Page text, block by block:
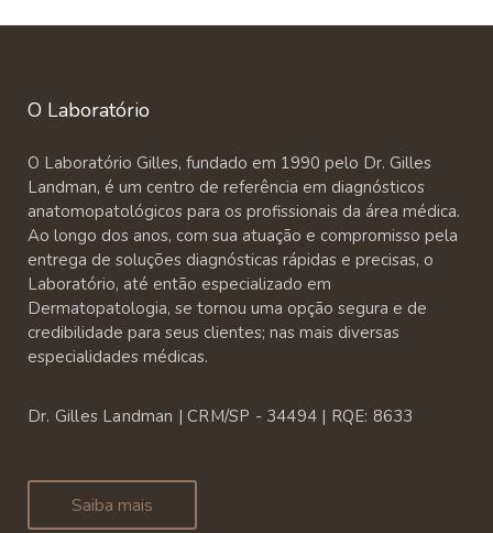
O Laboratório
O Laboratório Gilles, fundado em 1990 pelo Dr. Gilles
Landman, é um centro de referência em diagnósticos
anatomopatológicos para os profissionais da área médica.
Ao longo dos anos, com sua atuação e compromisso pela
entrega de soluções diagnósticas rápidas e precisas, o
Laboratório, até então especializado em
Dermatopatologia, se tornou uma opção segura e de
credibilidade para seus clientes; nas mais diversas
especialidades médicas.
Dr. Gilles Landman | CRM/SP - 34494 | RQE: 8633
Saiba mais